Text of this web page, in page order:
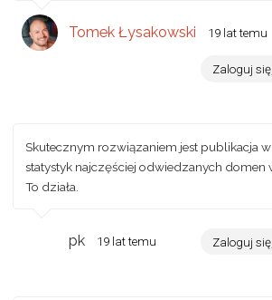
Tomek Łysakowski 19 lat temu
Zaloguj
Skutecznym rozwiązaniem jest publikacja
statystyk najczęściej odwiedzanych domen
To działa.
pk 19 lat temu Zaloguj